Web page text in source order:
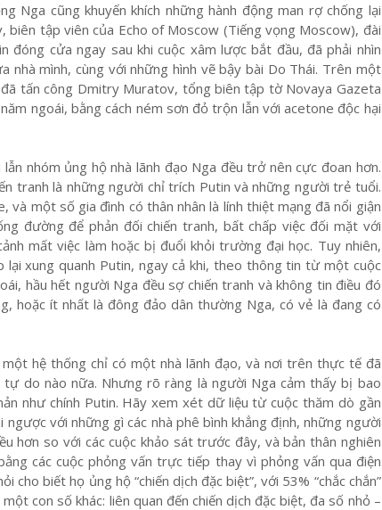
Nga cũng khuyến khích những hành động man rợ chống lại
biên tập viên của Echo of Moscow (Tiếng vọng Moscow), đài
đóng cửa ngay sau khi cuộc xâm lược bắt đầu, đã phải nhìn
nhà mình, cùng với những hình vẽ bậy bài Do Thái. Trên một
tấn công Dmitry Muratov, tổng biên tập tờ Novaya Gazeta
ngoái, bằng cách ném sơn đỏ trộn lẫn với acetone độc hại
nhóm ủng hộ nhà lãnh đạo Nga đều trở nên cực đoan hơn.
tranh là những người chỉ trích Putin và những người trẻ tuổi.
và một số gia đình có thân nhân là lính thiệt mạng đã nổi giận
đường để phản đối chiến tranh, bất chấp việc đối mặt với
mất việc làm hoặc bị đuổi khỏi trường đại học. Tuy nhiên,
xung quanh Putin, ngay cả khi, theo thông tin từ một cuộc
hầu hết người Nga đều sợ chiến tranh và không tin điều đó
hoặc ít nhất là đông đảo dân thường Nga, có vẻ là đang có
hệ thống chỉ có một nhà lãnh đạo, và nơi trên thực tế đã
do nào nữa. Nhưng rõ ràng là người Nga cảm thấy bị bao
như chính Putin. Hãy xem xét dữ liệu từ cuộc thăm dò gần
với những gì các nhà phê bình khẳng định, những người
hơn so với các cuộc khảo sát trước đây, và bản thân nghiên
các cuộc phỏng vấn trực tiếp thay vì phỏng vấn qua điện
biết họ ủng hộ “chiến dịch đặc biệt”, với 53% “chắc chắn”
con số khác: liên quan đến chiến dịch đặc biệt, đa số nhỏ –